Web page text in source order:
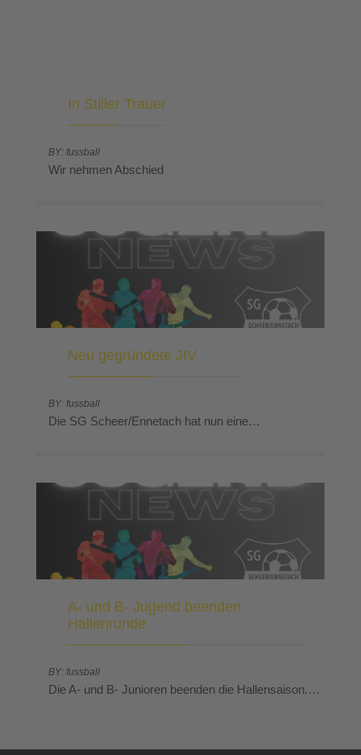
In Stiller Trauer
BY: fussball
Wir nehmen Abschied
Neu gegründete JIV
BY: fussball
Die SG Scheer/Ennetach hat nun eine…
A- und B- Jugend beenden
Hallenrunde
BY: fussball
Die A- und B- Junioren beenden die Hallensaison.…